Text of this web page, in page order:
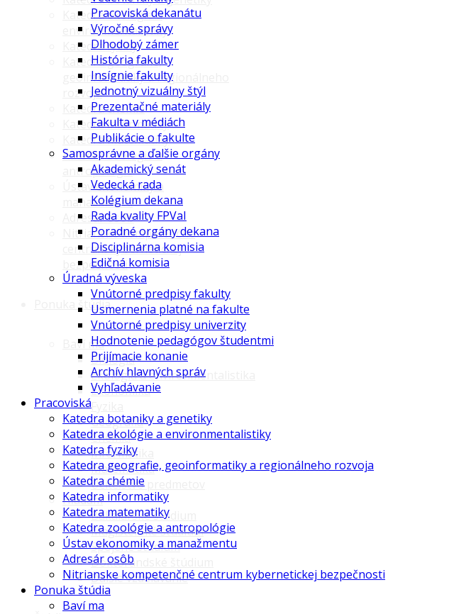
Katedra ekológie a
environmentalistiky
Katedra fyziky
Katedra geografie,
geoinformatiky a regionálneho
rozvoja
Katedra chémie
Katedra informatiky
Katedra matematiky
Katedra zoológie a
antropológie
Ústav ekonomiky a
manažmentu
Adresár osôb
Nitrianske kompetenčné
centrum kybernetickej
bezpečnosti
Ponuka štúdia
Baví ma
Biológia
Ekológia a environmentalistika
Ekonomika
Fyzika
Geografia
Chémia
Informatika
Matematika
Učiteľstvo predmetov
Hľadám
Bakalárske štúdium
Magisterské štúdium
Spojené štúdium
Doktorandské štúdium
Ďalšie vzdelávanie
Pracoviská dekanátu
Výročné správy
Dlhodobý zámer
História fakulty
Insígnie fakulty
Jednotný vizuálny štýl
Prezentačné materiály
Fakulta v médiách
Publikácie o fakulte
Samosprávne a ďalšie orgány
Akademický senát
Vedecká rada
Kolégium dekana
Rada kvality FPVaI
Poradné orgány dekana
Disciplinárna komisia
Edičná komisia
Úradná výveska
Vnútorné predpisy fakulty
Usmernenia platné na fakulte
Vnútorné predpisy univerzity
Hodnotenie pedagógov študentmi
Prijímacie konanie
Archív hlavných správ
Vyhľadávanie
Pracoviská
Katedra botaniky a genetiky
Katedra ekológie a environmentalistiky
Katedra fyziky
Katedra geografie, geoinformatiky a regionálneho rozvoja
Katedra chémie
Katedra informatiky
Katedra matematiky
Katedra zoológie a antropológie
Ústav ekonomiky a manažmentu
Adresár osôb
Nitrianske kompetenčné centrum kybernetickej bezpečnosti
Ponuka štúdia
Baví ma